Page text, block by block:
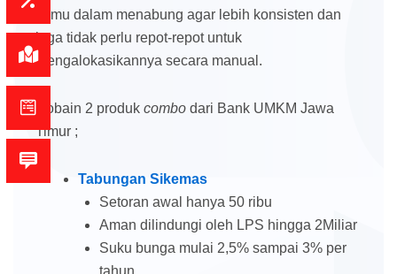
kamu dalam menabung agar lebih konsisten dan
juga tidak perlu repot-repot untuk
mengalokasikannya secara manual.
Cobain 2 produk combodari Bank UMKM Jawa
Timur ;
Tabungan Sikemas
Setoran awal hanya 50 ribu
Aman dilindungi oleh LPS hingga 2Miliar
Suku bunga mulai 2,5% sampai 3% per
tahun